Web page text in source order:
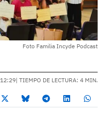
Foto Familia Incyde Podcast
12:29| TIEMPO DE LECTURA: 4 MIN.